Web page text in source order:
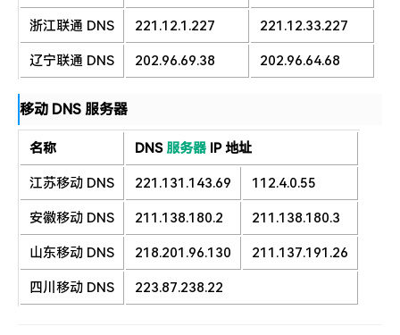
浙江联通 DNS 221.12.1.227 221.12.33.227
辽宁联通 DNS 202.96.69.38 202.96.64.68
移动 DNS 服务器
名称 DNS 服务器 IP 地址
江苏移动 DNS 221.131.143.69 112.4.0.55
安徽移动 DNS 211.138.180.2 211.138.180.3
山东移动 DNS 218.201.96.130 211.137.191.26
四川移动 DNS 223.87.238.22